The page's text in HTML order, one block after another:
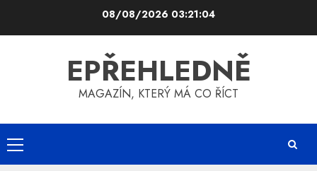
08/08/2026 03:21:05
EPŘEHLEDNĚ
MAGAZÍN, KTERÝ MÁ CO ŘÍCT
Primary
Menu